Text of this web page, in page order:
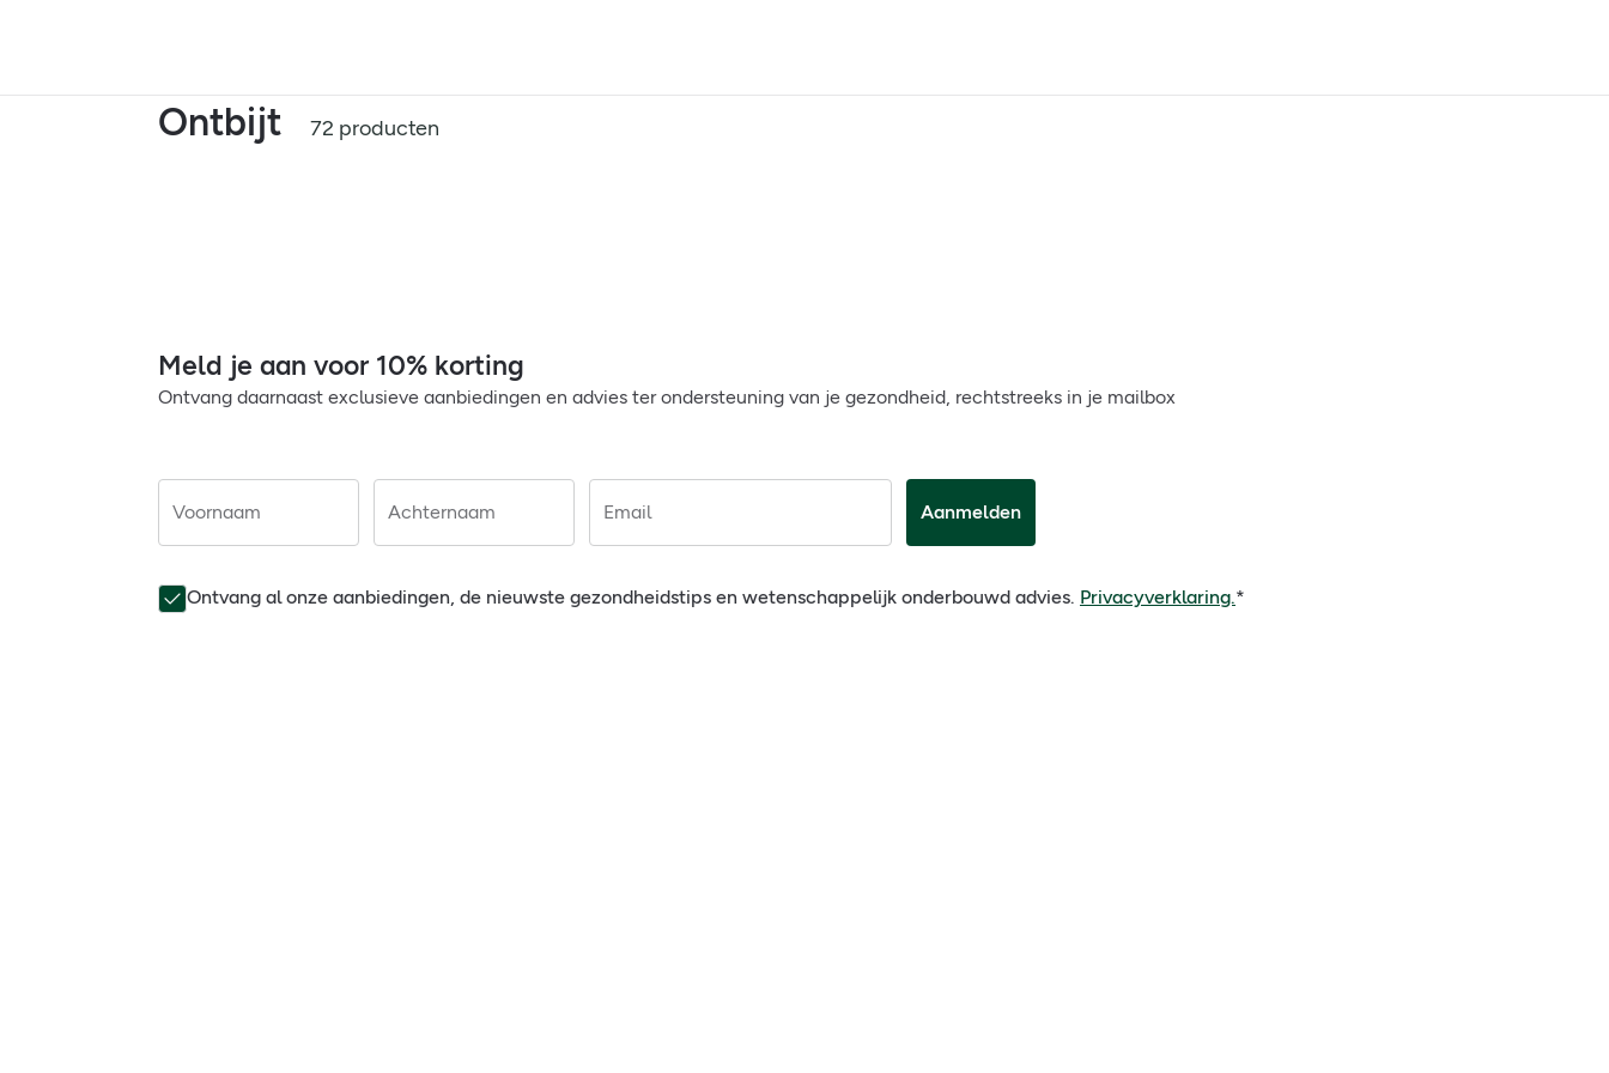
Ontbijt 72 producten
Meld je aan voor 10% korting
Ontvang daarnaast exclusieve aanbiedingen en advies ter ondersteuning van je gezondheid, rechtstreeks in je mailbox
Voornaam Achternaam Email Aanmelden
Ontvang al onze aanbiedingen, de nieuwste gezondheidstips en wetenschappelijk onderbouwd advies. Privacyverklaring.*